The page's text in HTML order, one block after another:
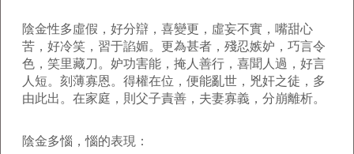
陰金性多虛假，好分辯，喜變更，虛妄不實，嘴甜心
苦，好冷笑，習于諂媚。更為甚者，殘忍嫉妒，巧言令
色，笑里藏刀。妒功害能，掩人善行，喜聞人過，好言
人短。刻薄寡恩。得權在位，便能亂世，兇奸之徒，多
由此出。在家庭，則父子責善，夫妻寡義，分崩離析。
陰金多惱，惱的表現：